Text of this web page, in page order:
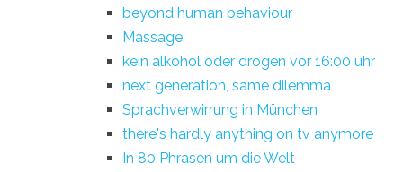
beyond human behaviour
Massage
kein alkohol oder drogen vor 16:00 uhr
next generation, same dilemma
Sprachverwirrung in München
there's hardly anything on tv anymore
In 80 Phrasen um die Welt